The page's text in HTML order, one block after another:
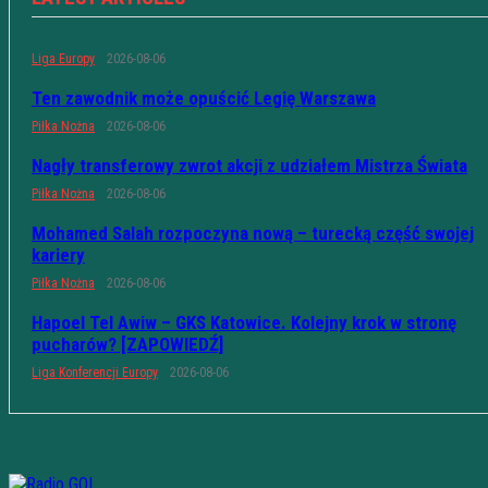
Liga Europy 2026-08-06
Ten zawodnik może opuścić Legię Warszawa
Piłka Nożna 2026-08-06
Nagły transferowy zwrot akcji z udziałem Mistrza Świata
Piłka Nożna 2026-08-06
Mohamed Salah rozpoczyna nową – turecką część swojej
kariery
Piłka Nożna 2026-08-06
Hapoel Tel Awiw – GKS Katowice. Kolejny krok w stronę
pucharów? [ZAPOWIEDŹ]
Liga Konferencji Europy 2026-08-06